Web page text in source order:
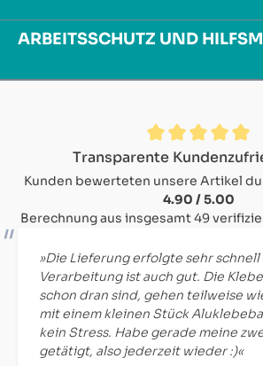
ARBEITSSCHUTZ UND
Durchschnittliche Bewertung von
Transparente
Kunden bewerteten unsere Artikel
4.90 / 5.00
Berechnung aus insgesamt 49
»Die Lieferung erfolgte sehr
Verarbeitung ist auch gut. Die
schon dran sind, gehen teilweise
mit einem kleinen Stück
kein Stress. Habe gerade meine
getätigt, also jederzeit wieder :)«